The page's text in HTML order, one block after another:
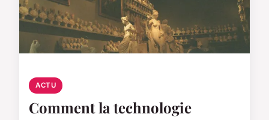
ACTU
Comment la technologie